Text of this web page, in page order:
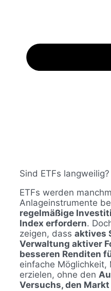
Sind ETFs langweilig?
ETFs werden
Anlageinstrumente
regelmäßige
Index erfordern.
zeigen, dass aktives
Verwaltung aktiver
besseren Renditen
einfache Möglichkeit,
erzielen, ohne den
Versuchs, den